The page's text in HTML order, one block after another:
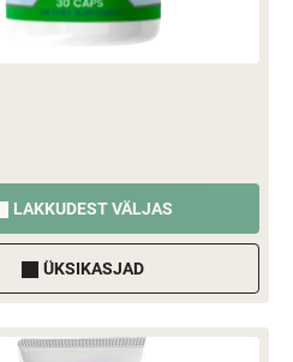
LAKKUDEST VÄLJAS
ÜKSIKASJAD